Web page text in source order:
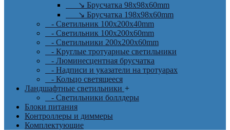
↘ Брусчатка 98x98x60mm
↘ Брусчатка 198x98x60mm
- Светильник 100x200x40mm
- Светильник 100x200x60mm
- Светильники 200x200x60mm
- Круглые тротуарные светильники
- Люминесцентная брусчатка
- Надписи и указатели на тротуарах
- Кольцо светящееся
Ландшафтные светильники +
- Светильники боллдеры
Блоки питания
Контроллеры и диммеры
Комплектующие